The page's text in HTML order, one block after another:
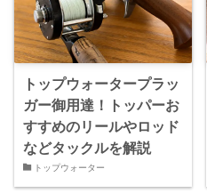
トップウォータープラッ
ガー御用達！トッパーお
すすめのリールやロッド
などタックルを解説
トップウォーター